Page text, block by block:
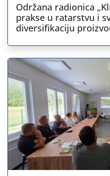
Održana radionica
prakse u ratarstvu i
diversifikaciju